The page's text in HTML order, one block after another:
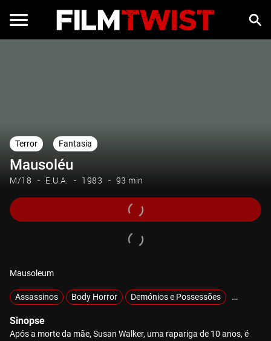
Terror Fantasia
Mausoléu
M/18 E.U.A. 1983 93 min
Mausoleum
Assassinos Body Horror Demónios e Possessões
Sinopse
Após a morte da mãe, Susan Walker, uma rapariga de 10 anos, é